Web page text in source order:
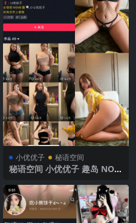
小优优子 秘语空间
秘语空间 小优优子 趣岛 NO.0
整版